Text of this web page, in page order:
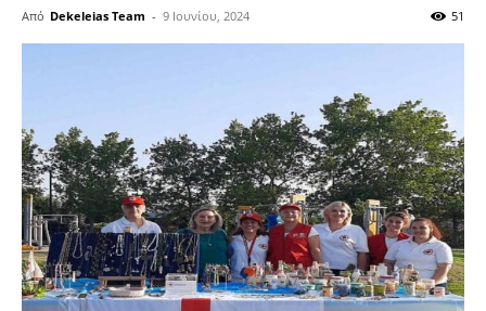
Από Dekeleias Team - 9 Ιουνίου, 2024 51